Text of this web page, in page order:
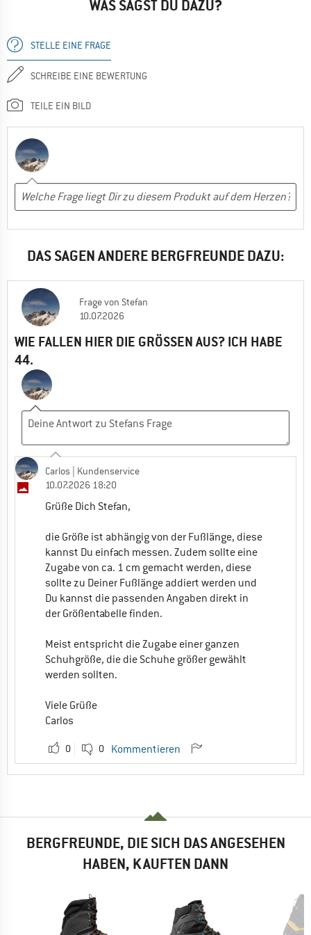
WAS SAGST DU DAZU?
STELLE EINE FRAGE
SCHREIBE EINE BEWERTUNG
TEILE EIN BILD
DAS SAGEN ANDERE BERGFREUNDE DAZU:
Fragevon Stefan
10.07.2026
WIE FALLEN HIER DIE GRÖSSEN AUS? ICH HABE 4
4.
Carlos | Kundenservice
10.07.2026 18:20
Grüße Dich Stefan,
die Größe ist abhängig von der Fußlänge, diese
kannst Du einfach messen. Zudem sollte eine
Zugabe von ca. 1 cm gemacht werden, diese
sollte zu Deiner Fußlänge addiert werden und
Du kannst die passenden Angaben direkt in
der Größentabelle finden.
Meist entspricht die Zugabe einer ganzen
Schuhgröße, die die Schuhe größer gewählt
werden sollten.
Viele Grüße
Carlos
0 0 Kommentieren
BERGFREUNDE, DIE SICH DAS ANGESEHEN
HABEN, KAUFTEN DANN